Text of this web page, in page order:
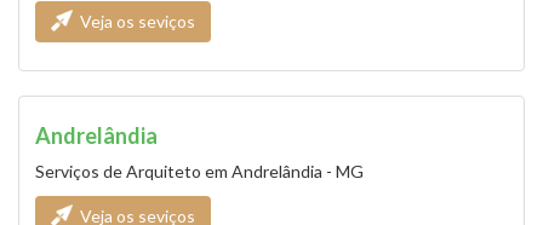
Veja os seviços
Andrelândia
Serviços de Arquiteto em Andrelândia - MG
Veja os seviços